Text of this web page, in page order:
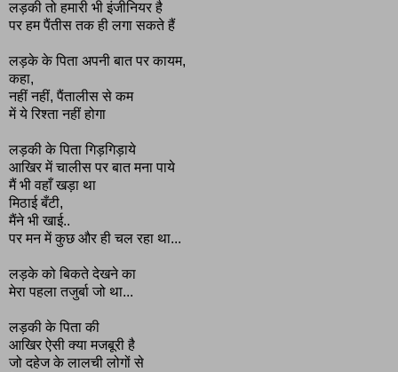
लड़की तो हमारी भी इंजीनियर है
पर हम पैंतीस तक ही लगा सकते हैं
लड़के के पिता अपनी बात पर कायम,
कहा,
नहीं नहीं, पैंतालीस से कम
में ये रिश्ता नहीं होगा
लड़की के पिता गिड़गिड़ाये
आखिर में चालीस पर बात मना पाये
मैं भी वहाँ खड़ा था
मिठाई बँटी,
मैंने भी खाई..
पर मन में कुछ और ही चल रहा था...
लड़के को बिकते देखने का
मेरा पहला तजुर्बा जो था...
लड़की के पिता की
आखिर ऐसी क्या मजबूरी है
जो दहेज के लालची लोगों से